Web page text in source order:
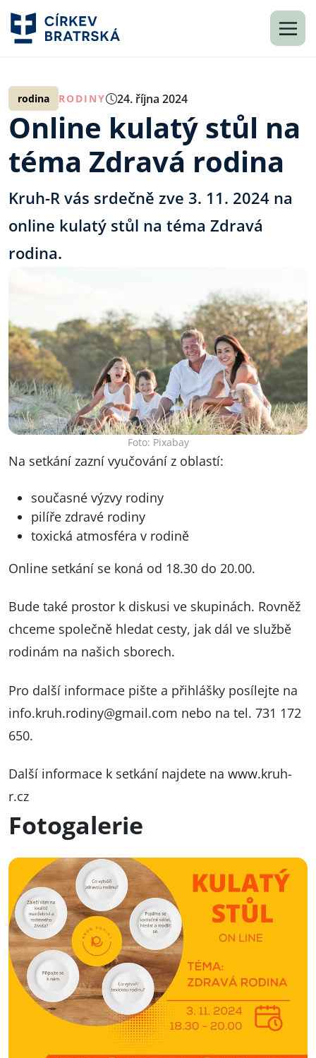
rodina RODINY 24. října 2024
Online kulatý stůl na
téma Zdravá rodina
Kruh-R vás srdečně zve 3. 11. 2024 na
online kulatý stůl na téma Zdravá
rodina.
Foto: Pixabay
Na setkání zazní vyučování z oblastí:
současné výzvy rodiny
pilíře zdravé rodiny
toxická atmosféra v rodině
Online setkání se koná od 18.30 do 20.00.
Bude také prostor k diskusi ve skupinách. Rovněž
chceme společně hledat cesty, jak dál ve službě
rodinám na našich sborech.
Pro další informace pište a přihlášky posílejte na
info.kruh.rodiny@gmail.com nebo na tel. 731 172
650.
Další informace k setkání najdete na www.kruh-
r.cz
Fotogalerie